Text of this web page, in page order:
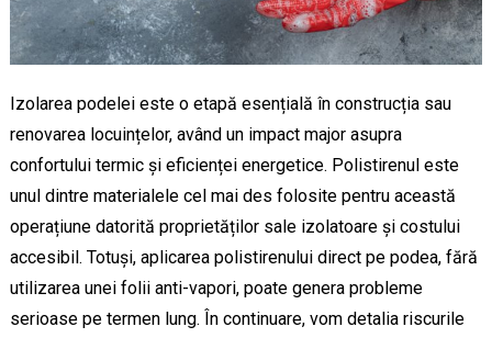
Izolarea podelei este o etapă esențială în construcția sau
renovarea locuințelor, având un impact major asupra
confortului termic și eficienței energetice. Polistirenul este
unul dintre materialele cel mai des folosite pentru această
operațiune datorită proprietăților sale izolatoare și costului
accesibil. Totuși, aplicarea polistirenului direct pe podea, fără
utilizarea unei folii anti-vapori, poate genera probleme
serioase pe termen lung. În continuare, vom detalia riscurile